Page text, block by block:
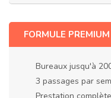
FORMULE PREMIUM
Bureaux jusqu'à
3 passages par